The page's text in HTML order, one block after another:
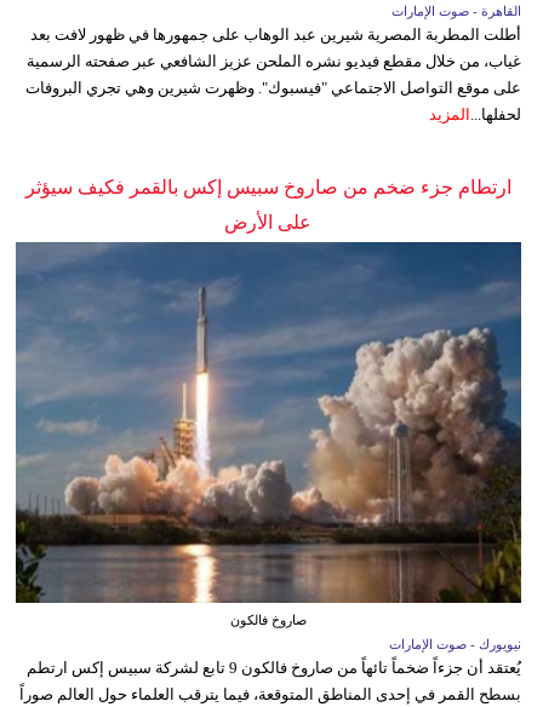
القاهرة - صوت الإمارات
أطلت المطربة المصرية شيرين عبد الوهاب على جمهورها في ظهور لافت بعد
غياب، من خلال مقطع فيديو نشره الملحن عزيز الشافعي عبر صفحته الرسمية
على موقع التواصل الاجتماعي "فيسبوك". وظهرت شيرين وهي تجري البروفات
لحفلها...
المزيد
ارتطام جزء ضخم من صاروخ سبيس إكس بالقمر فكيف سيؤثر
على الأرض
صاروخ فالكون
نيويورك - صوت الإمارات
يُعتقد أن جزءاً ضخماً تائهاً من صاروخ فالكون 9 تابع لشركة سبيس إكس ارتطم
بسطح القمر في إحدى المناطق المتوقعة، فيما يترقب العلماء حول العالم صوراً